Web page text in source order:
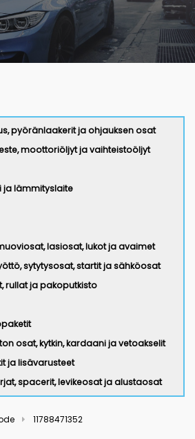
pyöränlaakerit ja ohjauksen osat
moottoriöljyt ja vaihteistoöljyt
ja lämmityslaite
lasiosat, lukot ja avaimet
sytytysosat, startit ja sähköosat
rullat ja pakoputkisto
osat, kytkin, kardaani ja vetoakselit
ja lisävarusteet
spacerit, levikeosat ja alustaosat
11788471352